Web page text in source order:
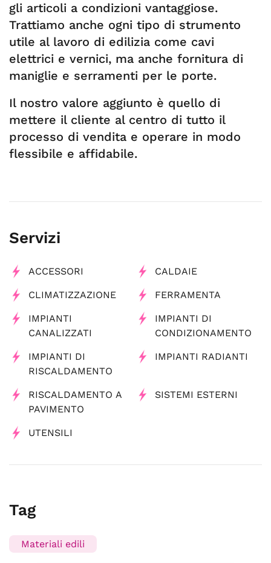
gli articoli a condizioni vantaggiose.
Trattiamo anche ogni tipo di strumento
utile al lavoro di edilizia come cavi
elettrici e vernici, ma anche fornitura di
maniglie e serramenti per le porte.
Il nostro valore aggiunto è quello di
mettere il cliente al centro di tutto il
processo di vendita e operare in modo
flessibile e affidabile.
Servizi
ACCESSORI CALDAIE
CLIMATIZZAZIONE FERRAMENTA
IMPIANTI
CANALIZZATI
IMPIANTI DI
CONDIZIONAMENTO
IMPIANTI DI
RISCALDAMENTO
IMPIANTI RADIANTI
RISCALDAMENTO A
PAVIMENTO
SISTEMI ESTERNI
UTENSILI
Tag
Materiali edili